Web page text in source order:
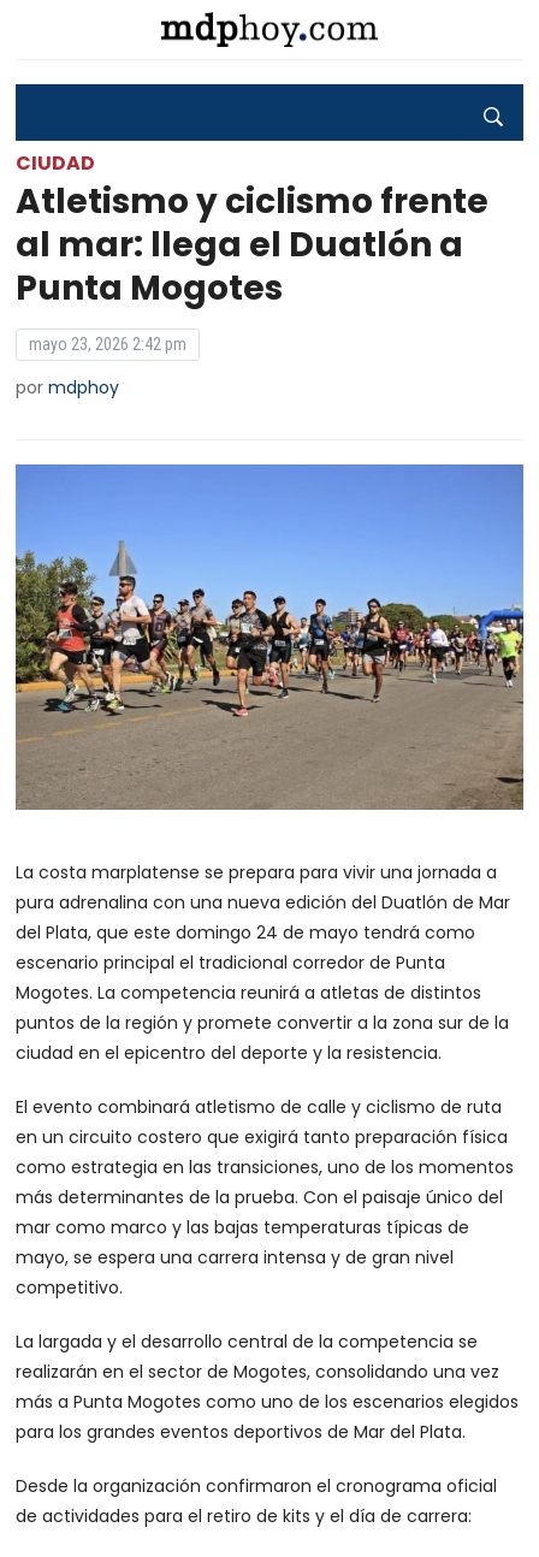
CIUDAD
Atletismo y ciclismo frente
al mar: llega el Duatlón a
Punta Mogotes
mayo 23, 2026 2:42 pm
pormdphoy
La costa marplatense se prepara para vivir una jornada a
pura adrenalina con una nueva edición del Duatlón de Mar
del Plata, que este domingo 24 de mayo tendrá como
escenario principal el tradicional corredor de Punta
Mogotes. La competencia reunirá a atletas de distintos
puntos de la región y promete convertir a la zona sur de la
ciudad en el epicentro del deporte y la resistencia.
El evento combinará atletismo de calle y ciclismo de ruta
en un circuito costero que exigirá tanto preparación física
como estrategia en las transiciones, uno de los momentos
más determinantes de la prueba. Con el paisaje único del
mar como marco y las bajas temperaturas típicas de
mayo, se espera una carrera intensa y de gran nivel
competitivo.
La largada y el desarrollo central de la competencia se
realizarán en el sector de Mogotes, consolidando una vez
más a Punta Mogotes como uno de los escenarios elegidos
para los grandes eventos deportivos de Mar del Plata.
Desde la organización confirmaron el cronograma oficial
de actividades para el retiro de kits y el día de carrera: